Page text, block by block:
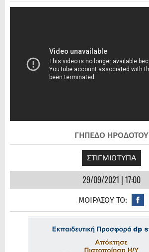
ΓΗΠΕΔΟ ΗΡΟΔΟΤΟΥ
ΣΤΙΓΜΙΟΤΥΠΑ
29/09/2021 | 17:00
ΜΟΙΡΑΣΟΥ ΤΟ: